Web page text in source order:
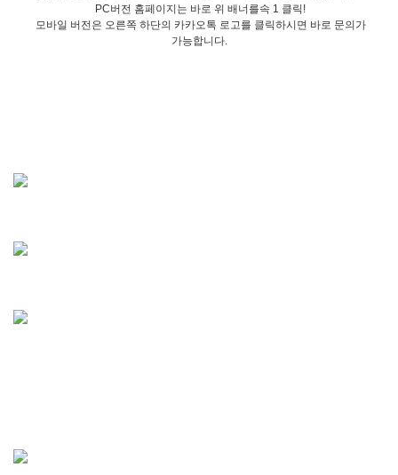
PC버전 홈페이지는 바로 위 배너를속 1 클릭!
모바일 버전은 오른쪽 하단의 카카오톡 로고를 클릭하시면 바로 문의가
가능합니다.